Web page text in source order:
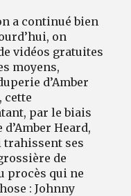
a continué bien
on
vidéos gratuites
moyens,
d’Amber
cette
par le biais
Heard,
trahissent ses
de
procès qui ne
: Johnny